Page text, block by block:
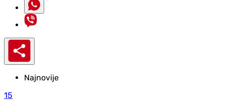
Najnovije
15